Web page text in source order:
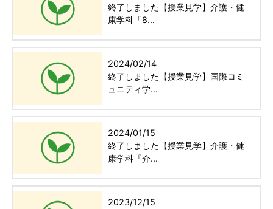
終了しました【授業見学】介護・健
康学科「8...
2024/02/14
終了しました【授業見学】国際コミ
ュニティ学...
2024/01/15
終了しました【授業見学】介護・健
康学科『介...
2023/12/15